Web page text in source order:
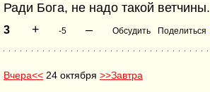
Ради Бога, не надо такой ветчины.
3 + -5 – Обсудить Поделиться
Вчера<< 24 октября >>Завтра